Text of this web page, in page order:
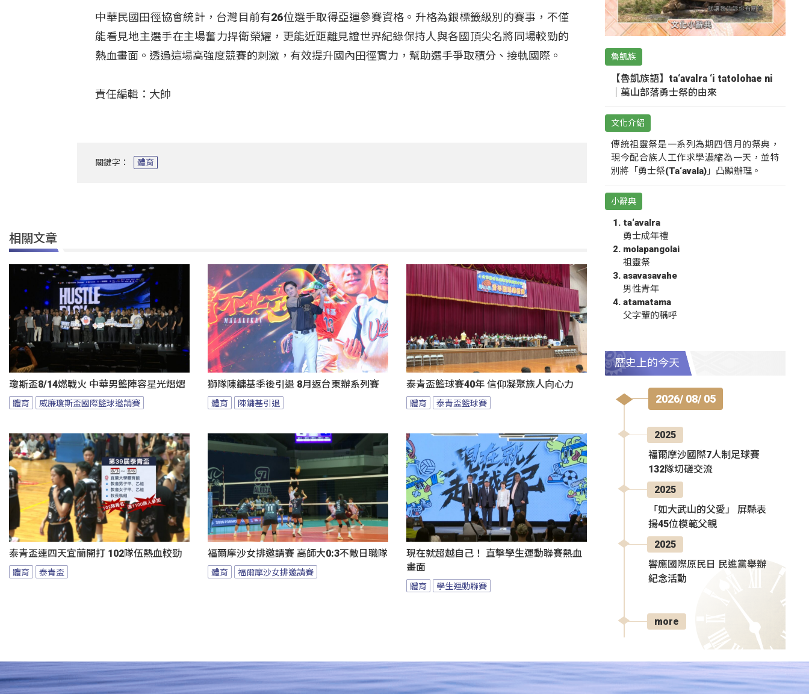
中華民國田徑協會統計，台灣目前有26位選手取得亞運參賽資格。 升格為銀標籤級別的賽事，不僅
能看見地主選手在主場奮力捍衛榮耀，更能近距離見證世界紀錄保持人與各國頂尖名將同場較勁的
熱血畫面。 透過這場高強度競賽的刺激，有效提升國內田徑實力，幫助選手爭取積分、接軌國際。
責任編輯：大帥
關鍵字： 體育
相關文章
瓊斯盃8/14燃戰火 中華男籃陣容星光熠熠
體育 威廉瓊斯盃國際籃球邀請賽
獅隊陳鏞基季後引退 8月返台東辦系列賽
體育 陳鏞基引退
泰青盃籃球賽40年 信仰凝聚族人向心力
體育 泰青盃籃球賽
泰青盃連四天宜蘭開打 102隊伍熱血較勁
體育 泰青盃
福爾摩沙女排邀請賽 高師大0:3不敵日職隊
體育 福爾摩沙女排邀請賽
現在就超越自己！ 直擊學生運動聯賽熱血
畫面
體育 學生運動聯賽
魯凱族
【魯凱族語】ta‘avalra ‘i tatolohae ni
｜萬山部落勇士祭的由來
文化介紹
傳統祖靈祭是一系列為期四個月的祭典，
現今配合族人工作求學濃縮為一天，並特
別將「勇士祭(Ta‘avala)」凸顯辦理。
小辭典
ta‘avalra
勇士成年禮
molapangolai
祖靈祭
asavasavahe
男性青年
atamatama
父字輩的稱呼
歷史上的今天
2026/ 08/ 05
2025
福爾摩沙國際7人制足球賽
132隊切磋交流
2025
「如大武山的父愛」 屏縣表
揚45位模範父親
2025
響應國際原民日 民進黨舉辦
紀念活動
more